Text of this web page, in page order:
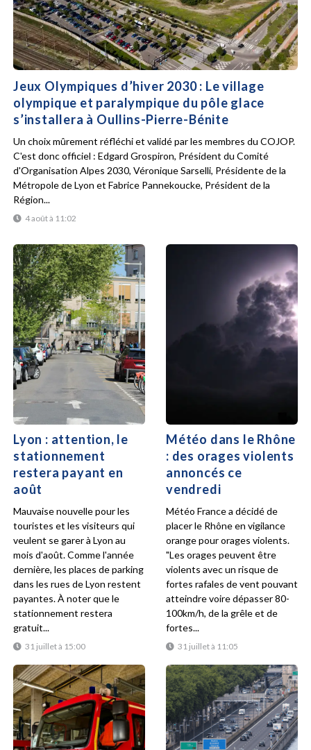
Jeux Olympiques d’hiver 2030 : Le village
olympique et paralympique du pôle glace
s’installera à Oullins-Pierre-Bénite
4 août à 11:02
Un choix mûrement réfléchi et validé par les membres du COJOP.
C'est donc officiel : Edgard Grospiron, Président du Comité
d'Organisation Alpes 2030, Véronique Sarselli, Présidente de la
Métropole de Lyon et Fabrice Pannekoucke, Président de la
Région...
Lyon : attention, le
stationnement
restera payant en
août
31 juillet à 15:00
Mauvaise nouvelle pour les
touristes et les visiteurs qui
veulent se garer à Lyon au
mois d'août. Comme l'année
dernière, les places de parking
dans les rues de Lyon restent
payantes. À noter que le
stationnement restera
gratuit...
Météo dans le Rhône
: des orages violents
annoncés ce
vendredi
31 juillet à 11:05
Météo France a décidé de
placer le Rhône en vigilance
orange pour orages violents.
"Les orages peuvent être
violents avec un risque de
fortes rafales de vent pouvant
atteindre voire dépasser 80-
100km/h, de la grêle et de
fortes...